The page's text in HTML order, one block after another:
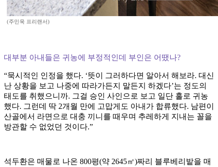
(주민욱 프리랜서)
대부분 아내들은 귀농에 부정적인데 부인은 어땠나?
“묵시적인 인정을 했다. ‘뜻이 그러하다면 알아서 해보라. 대신
난 상황을 보고 나중에 따라가든지 말든지 하겠다’는 정도의
태도를 취했으니까. 그걸 승인 사인으로 보고 일단 홀로 귀농
했다. 그런데 딱 2개월 만에 고맙게도 아내가 합류했다. 남편이
산골에서 라면으로 대충 끼니를 때우며 추레하게 지내는 꼴을
방관할 수 없었던 것이다.”
석두환은 매물로 나온 800평(약 2645㎡)짜리 블루베리밭을 매